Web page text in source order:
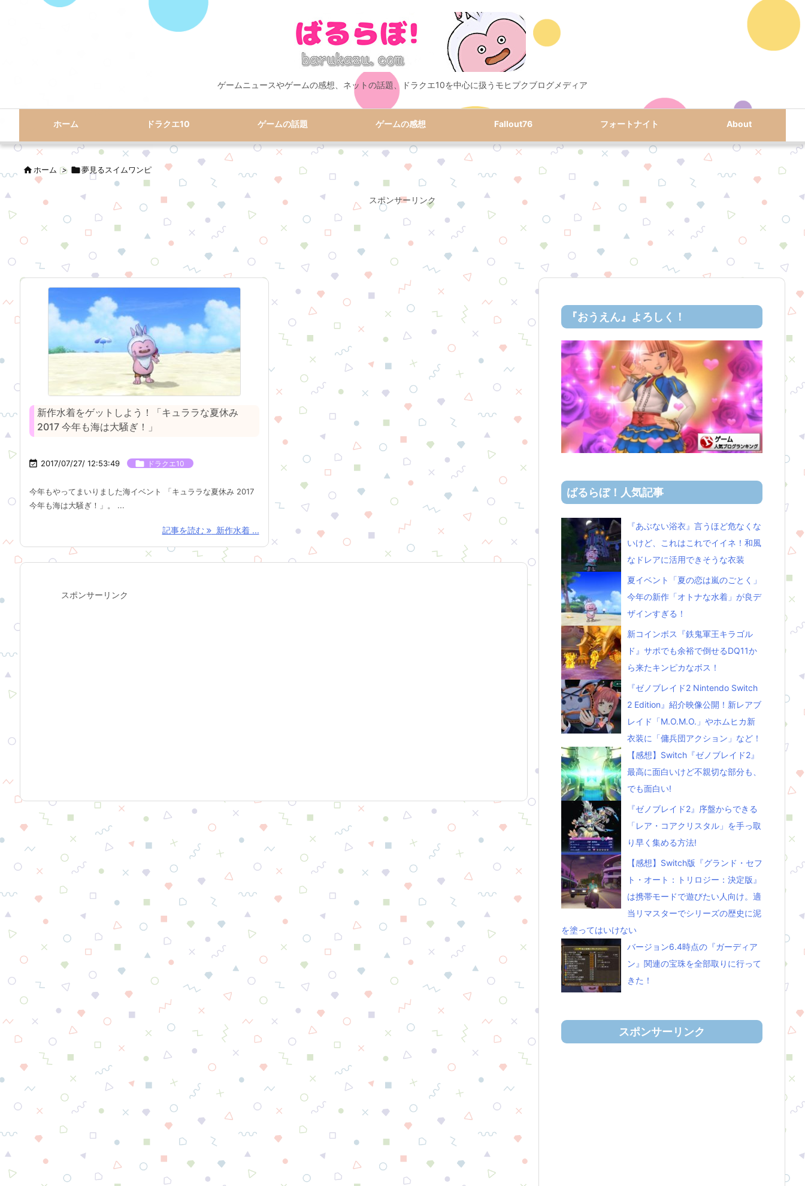
ゲームニュースやゲームの感想、ネットの話題、ドラクエ10を中心に扱うモヒプクブログメディア
ホーム ドラクエ10 ゲームの話題 ゲームの感想 Fallout76 フォートナイト About
ホーム > 夢見るスイムワンピ
スポンサーリンク
新作水着をゲットしよう！「キュララな夏休み
2017 今年も海は大騒ぎ！」
 2017/07/27/ 12:53:49  ドラクエ10
今年もやってまいりました海イベント 「キュララな夏休み 2017
今年も海は大騒ぎ！」。 ...
記事を読む 新作水着 ...
スポンサーリンク
『おうえん』よろしく！
ばるらぼ！人気記事
『あぶない浴衣』言うほど危なくな
いけど、これはこれでイイネ！和風
なドレアに活用できそうな衣装
夏イベント「夏の恋は嵐のごとく」
今年の新作「オトナな水着」が良デ
ザインすぎる！
新コインボス『鉄鬼軍王キラゴル
ド』サポでも余裕で倒せるDQ11か
ら来たキンピカなボス！
『ゼノブレイド2 Nintendo Switch
2 Edition』紹介映像公開！新レアブ
レイド「M.O.M.O.」やホムヒカ新
衣装に「傭兵団アクション」など！
【感想】Switch『ゼノブレイド2』
最高に面白いけど不親切な部分も、
でも面白い!
『ゼノブレイド2』序盤からできる
「レア・コアクリスタル」を手っ取
り早く集める方法!
【感想】Switch版『グランド・セフ
ト・オート：トリロジー：決定版』
は携帯モードで遊びたい人向け。適
当リマスターでシリーズの歴史に泥
を塗ってはいけない
バージョン6.4時点の『ガーディア
ン』関連の宝珠を全部取りに行って
きた！
スポンサーリンク